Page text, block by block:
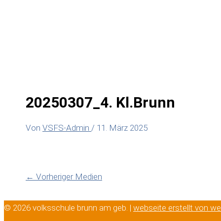
20250307_4. Kl.Brunn
Von VSFS-Admin / 11. März 2025
← Vorheriger Medien
© 2026 volksschule brunn am geb. | webseite erstellt von